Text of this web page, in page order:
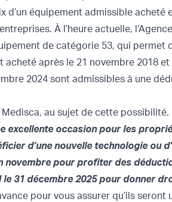
d’un équipement admissible acheté
À l’heure actuelle,
de catégorie 53, qui permet
acheté après le 21 novembre 2018
2024 sont admissibles à une
au sujet de cette possibilité.
excellente occasion pour les
d’une nouvelle technologie ou
novembre pour profiter des
31 décembre 2025 pour donner
pour vous assurer qu’ils seront